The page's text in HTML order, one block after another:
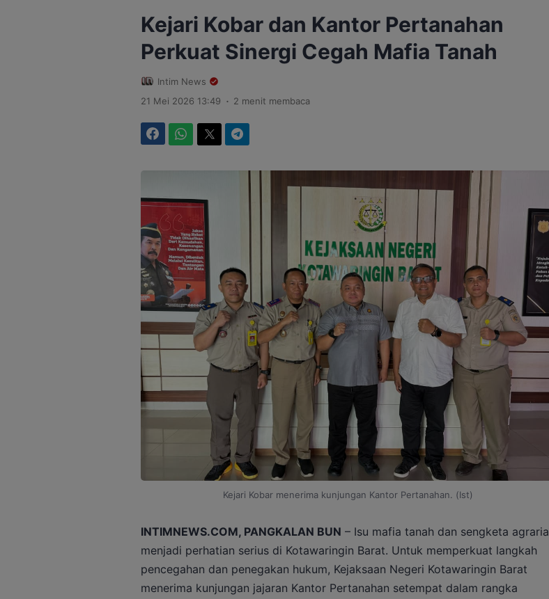
Kejari Kobar dan Kantor Pertanahan
Perkuat Sinergi Cegah Mafia Tanah
Intim News
21 Mei 2026 13:49 . 2 menit membaca
Kejari Kobar menerima kunjungan Kantor Pertanahan. (Ist)
INTIMNEWS.COM, PANGKALAN BUN – Isu mafia tanah dan sengketa agraria
menjadi perhatian serius di Kotawaringin Barat. Untuk memperkuat langkah
pencegahan dan penegakan hukum, Kejaksaan Negeri Kotawaringin Barat
menerima kunjungan jajaran Kantor Pertanahan setempat dalam rangka